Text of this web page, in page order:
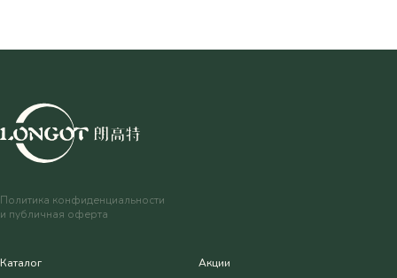
Политика конфиденциальности
и публичная оферта
Каталог
Акции